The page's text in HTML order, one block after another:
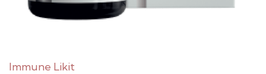
Immune Likit